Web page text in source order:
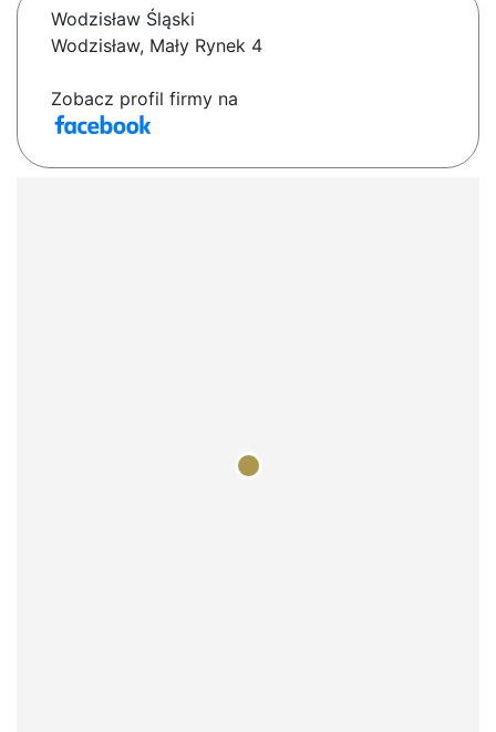
Wodzisław Śląski
Wodzisław, Mały Rynek 4
Zobacz profil firmy na